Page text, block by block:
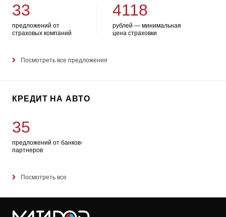
33
предложений от
страховых компаний
4118
рублей — минимальная
цена страховки
Посмотреть все предложения
КРЕДИТ НА АВТО
35
предложений от банков-
партнеров
Посмотреть все